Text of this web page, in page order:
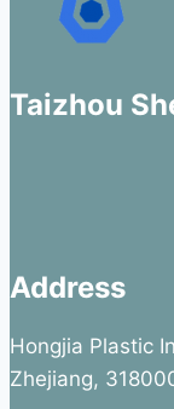
Taizhou
Address
Hongjia Plastic
Zhejiang,